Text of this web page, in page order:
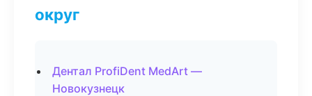
округ
Дентал ProfiDent MedArt —
Новокузнецк